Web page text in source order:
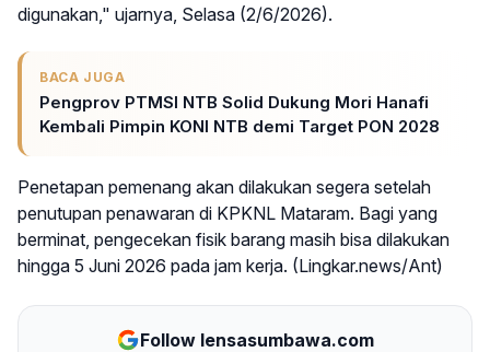
digunakan," ujarnya, Selasa (2/6/2026).
BACA JUGA
Pengprov PTMSI NTB Solid Dukung Mori Hanafi
Kembali Pimpin KONI NTB demi Target PON 2028
Penetapan pemenang akan dilakukan segera setelah
penutupan penawaran di KPKNL Mataram. Bagi yang
berminat, pengecekan fisik barang masih bisa dilakukan
hingga 5 Juni 2026 pada jam kerja. (Lingkar.news/Ant)
Follow lensasumbawa.com